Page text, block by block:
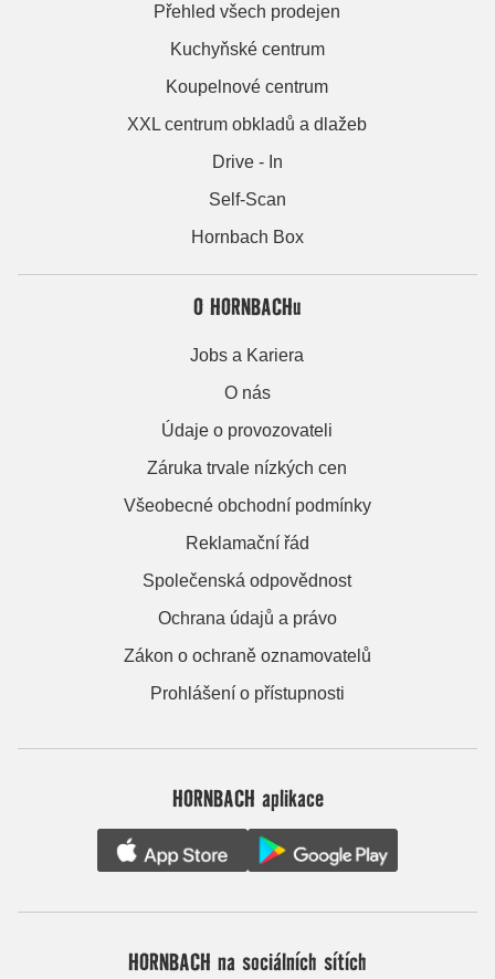
Přehled všech prodejen
Kuchyňské centrum
Koupelnové centrum
XXL centrum obkladů a dlažeb
Drive - In
Self-Scan
Hornbach Box
O HORNBACHu
Jobs a Kariera
O nás
Údaje o provozovateli
Záruka trvale nízkých cen
Všeobecné obchodní podmínky
Reklamační řád
Společenská odpovědnost
Ochrana údajů a právo
Zákon o ochraně oznamovatelů
Prohlášení o přístupnosti
HORNBACH aplikace
HORNBACH na sociálních sítích